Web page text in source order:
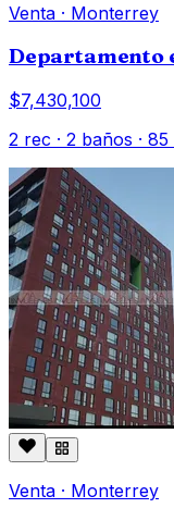
Venta · Monterrey
Departamento
$7,430,100
2 rec · 2 baños · 85
Venta · Monterrey